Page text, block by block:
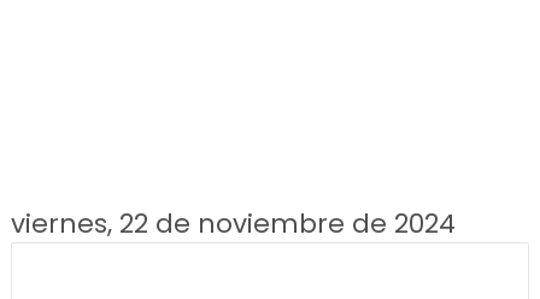
viernes, 22 de noviembre de 2024